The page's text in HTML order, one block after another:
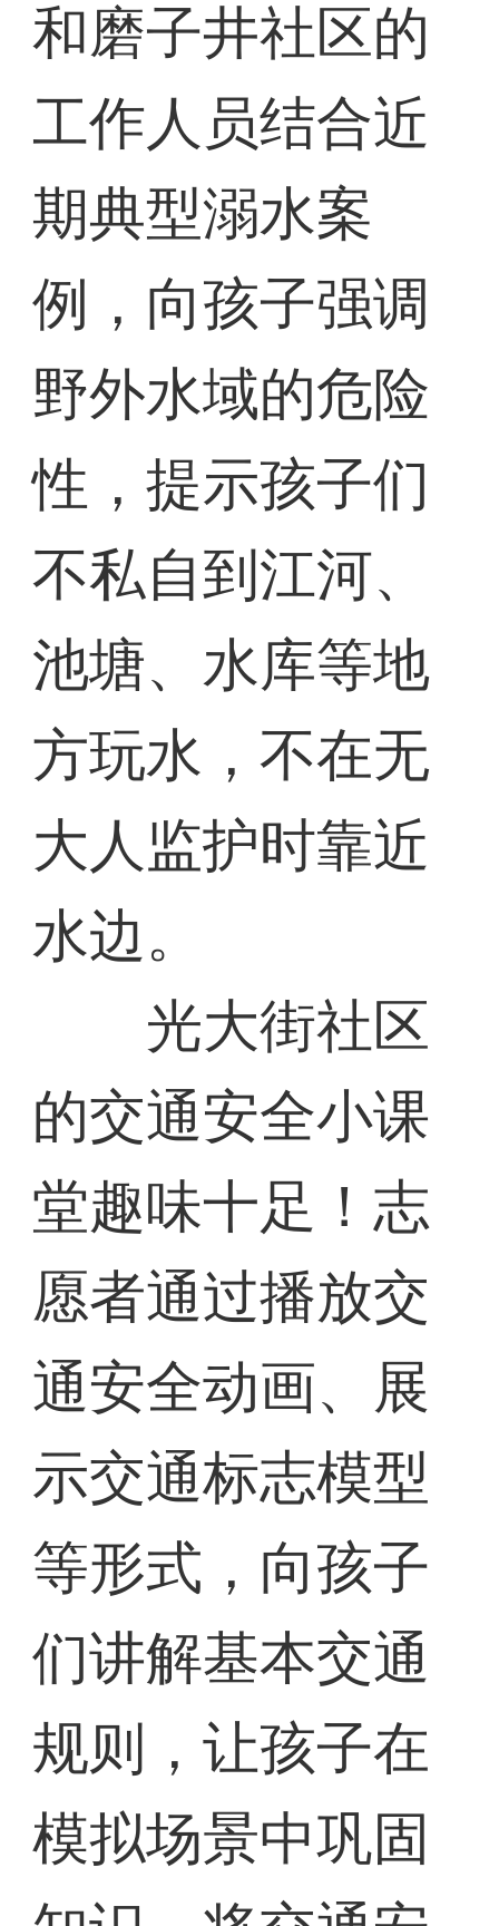
和磨子井社区的
工作人员结合近
期典型溺水案
例，向孩子强调
野外水域的危险
性，提示孩子们
不私自到江河、
池塘、水库等地
方玩水，不在无
大人监护时靠近
水边。
光大街社区
的交通安全小课
堂趣味十足！志
愿者通过播放交
通安全动画、展
示交通标志模型
等形式，向孩子
们讲解基本交通
规则，让孩子在
模拟场景中巩固